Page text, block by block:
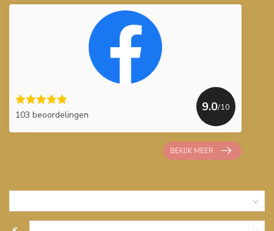
103 beoordelingen
9.0/10
BEKIJK MEER